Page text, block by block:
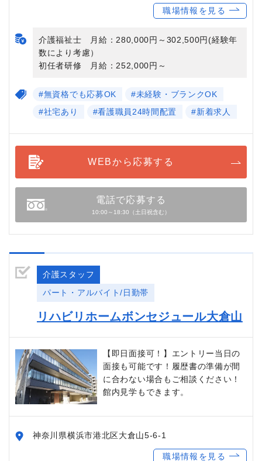
職場情報を見る
介護福祉士 月給：280,000円～302,500円(経験年
数により考慮）
初任者研修 月給：252,000円～
#無資格でも応募OK
#未経験・ブランクOK
#社宅あり
#看護職員24時間配置 #新着求人
WEBから応募する
電話で応募する
10:00～18:30（土日祝含む）
介護スタッフ
パート・アルバイト/日勤帯
リハビリホームボンセジュール大倉山
【即日面接可！】エントリー当日の
面接も可能です！履歴書の準備が間
に合わない場合もご相談ください！
館内見学もできます。
神奈川県横浜市港北区大倉山5-6-1
職場情報を見る